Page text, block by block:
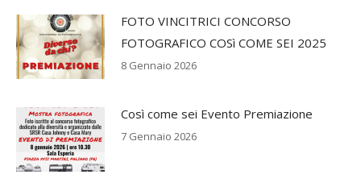
FOTO VINCITRICI CONCORSO
FOTOGRAFICO COSì COME SEI 2025
8 Gennaio 2026
Così come sei Evento Premiazione
7 Gennaio 2026